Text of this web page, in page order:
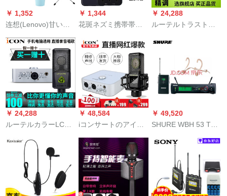
￥ 1,352
连想(Lenovo)甘い筒
のマイクUM 3アール
Androidの携帯电话の
コーンピタの通用す
るマイクの全国民のK
歌の生放送の设备は
歌を歌って子供供の
家庭用诞生日の赠り
物のアイクリームの
青です。
￥ 1,344
花斑ネズミ携帯帯生
ドトラックE 6生放送
K歌サウンドトラック
6【黒】
￥ 24,288
ルーテルトラスト
ードド携帯電話生の
中継容量マイク携帯
帯電話機泛用キャプ
ターの呼声マイク
LCT 240 PRO+携帯
￥ 24,288
ルーテルカラーLCT
ー携帯電話の生放送
キャスターというの
は、麦録音設備に通
用するアイケンサー
ドイック2
￥ 48,584
iコンサートのアイケ
トディオカード携帯
电话の生放送で通用
するスピードメール
の全国民カラオケケ
の全国人民カネウサ
￥ 49,520
SHURE WBH 53 T
ーSLX 14/WBH 54 T
が装着されていま